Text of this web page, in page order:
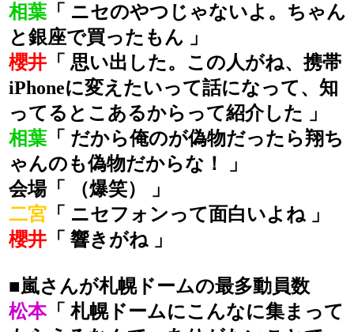
相葉 「 ニセのやつじゃないよ。ちゃん
と銀座で買ったもん 」
櫻井 「 思い出した。この人がね、携帯
iPhoneに変えたいって話になって、知
ってるとこあるからって紹介した 」
相葉 「 だから俺のが偽物だったら翔ち
ゃんのも偽物だからな！ 」
会場「 （爆笑） 」
二宮 「 ニセフォンって面白いよね 」
櫻井 「 響きがね 」
■嵐さんが札幌ドームの最多動員数
松本「 札幌ドームにこんなに集まって